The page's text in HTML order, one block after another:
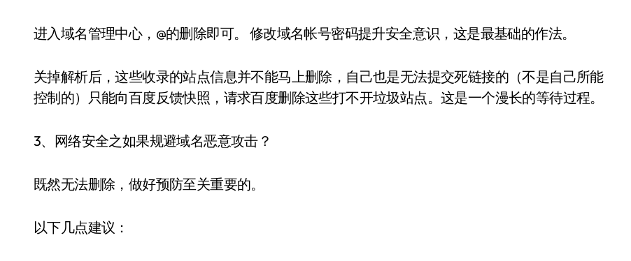
进入域名管理中心，@的删除即可。 修改域名帐号密码提升安全意识，这是最基础的作法。
关掉解析后，这些收录的站点信息并不能马上删除，自己也是无法提交死链接的（不是自己所能
控制的）只能向百度反馈快照，请求百度删除这些打不开垃圾站点。这是一个漫长的等待过程。
3、网络安全之如果规避域名恶意攻击？
既然无法删除，做好预防至关重要的。
以下几点建议：